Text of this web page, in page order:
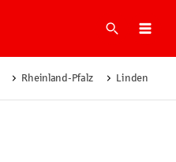
Suche
Rheinland-Pfalz Linden